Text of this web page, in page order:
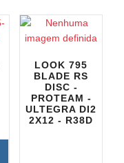
LOOK 795
BLADE RS
DISC -
PROTEAM -
ULTEGRA DI2
2X12 - R38D